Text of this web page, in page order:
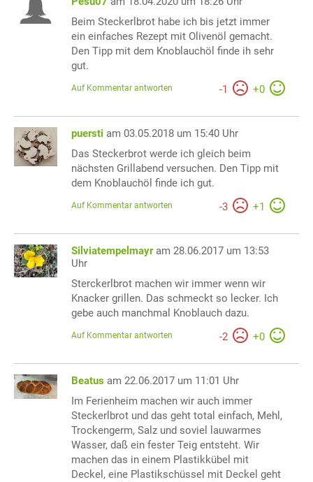
Beim Steckerlbrot habe ich bis jetzt immer
ein einfaches Rezept mit Olivenöl gemacht.
Den Tipp mit dem Knoblauchöl finde ih sehr
gut.
-1 +0
Auf Kommentar antworten
puersti am 03.05.2018 um 15:40 Uhr
Das Steckerbrot werde ich gleich beim
nächsten Grillabend versuchen. Den Tipp mit
dem Knoblauchöl finde ich gut.
-3 +1
Auf Kommentar antworten
Silviatempelmayr am 28.06.2017 um 13:53
Uhr
Sterckerlbrot machen wir immer wenn wir
Knacker grillen. Das schmeckt so lecker. Ich
gebe auch manchmal Knoblauch dazu.
-2 +0
Auf Kommentar antworten
Beatus am 22.06.2017 um 11:01 Uhr
Im Ferienheim machen wir auch immer
Steckerlbrot und das geht total einfach, Mehl,
Trockengerm, Salz und soviel lauwarmes
Wasser, daß ein fester Teig entsteht. Wir
machen das in einem Plastikkübel mit
Deckel, eine Plastikschüssel mit Deckel geht